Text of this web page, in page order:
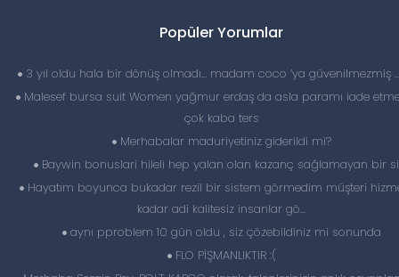
Popüler Yorumlar
3 yıl oldu hala bir dönüş olmadı… madam coco ‘ya güvenilmezmiş
Malesef bursa suit Women yağmur erdaş da asla paramı iade
çok kaba ters
Merhabalar maduriyetiniz giderildi mi?
Baywin bonuslari hileli hep yalan olan kazanç sağlamayan bir
Hayatım boyunca bukadar rezil bir sistem görmedim müşteri
kadar adi kalitesiz insanlar gö...
aynı pproblem 10 gün oldu , siz çözebildiniz mi sonunda
FLO PİŞMANLIKTIR :(